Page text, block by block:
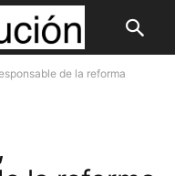
de la reforma